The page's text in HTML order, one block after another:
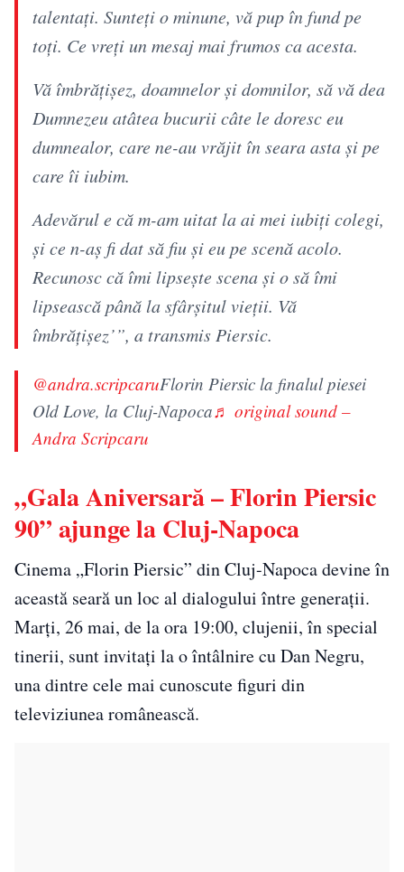
talentați. Sunteți o minune, vă pup în fund pe
toți. Ce vreți un mesaj mai frumos ca acesta.
Vă îmbrățișez, doamnelor și domnilor, să vă dea
Dumnezeu atâtea bucurii câte le doresc eu
dumnealor, care ne-au vrăjit în seara asta și pe
care îi iubim.
Adevărul e că m-am uitat la ai mei iubiți colegi,
și ce n-aș fi dat să fiu și eu pe scenă acolo.
Recunosc că îmi lipsește scena și o să îmi
lipsească până la sfârșitul vieții. Vă
îmbrățișez’”, a transmis Piersic.
@andra.scripcaruFlorin Piersic la finalul piesei
Old Love, la Cluj-Napoca♬ original sound –
Andra Scripcaru
„Gala Aniversară – Florin Piersic
90” ajunge la Cluj-Napoca
Cinema „Florin Piersic” din Cluj-Napoca devine în
această seară un loc al dialogului între generații.
Marți, 26 mai, de la ora 19:00, clujenii, în special
tinerii, sunt invitați la o întâlnire cu Dan Negru,
una dintre cele mai cunoscute figuri din
televiziunea românească.